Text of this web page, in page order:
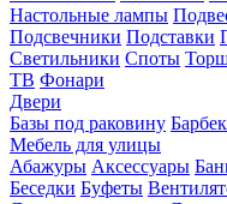
Настольные лампы
Подсвечники Подставки
Светильники Споты
ТВ Фонари
Двери
Базы под раковину
Мебель для улицы
Абажуры Аксессуары
Беседки Буфеты